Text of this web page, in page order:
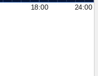
18:00 24:00